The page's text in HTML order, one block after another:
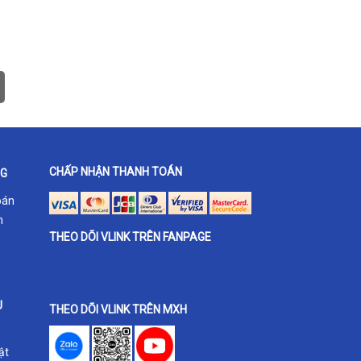
CHẤP NHẬN THANH TOÁN
THEO DÕI VLINK TRÊN FANPAGE
THEO DÕI VLINK TRÊN MXH